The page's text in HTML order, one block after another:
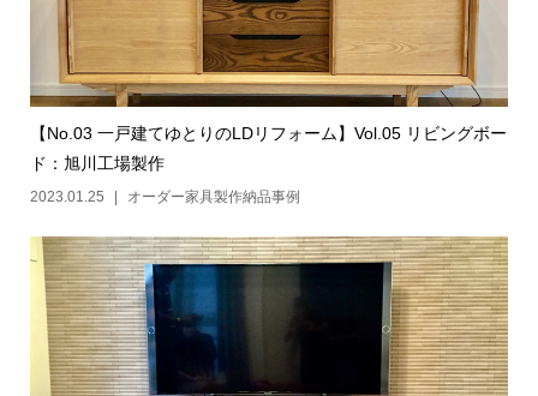
【No.03 一戸建てゆとりのLDリフォーム】Vol.05 リビングボー
ド：旭川工場製作
2023.01.25 オーダー家具製作納品事例